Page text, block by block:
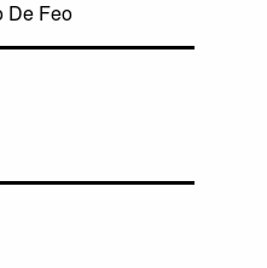
De Feo